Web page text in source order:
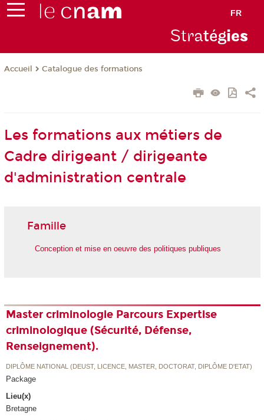
FR
Stratégies
Accueil Catalogue des formations
Les formations aux métiers de
Cadre dirigeant / dirigeante
d'administration centrale
Famille
Conception et mise en oeuvre des politiques publiques
Master criminologie Parcours Expertise
criminologique (Sécurité, Défense,
Renseignement).
DIPLÔME NATIONAL (DEUST, LICENCE, MASTER, DOCTORAT, DIPLÔME D'ETAT)
Package
Lieu(x)
Bretagne